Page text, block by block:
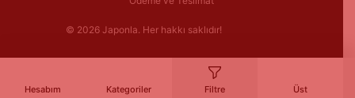
© 2026 Japonla. Her hakkı saklıdır!
Hesabım Kategoriler Filtre Üst